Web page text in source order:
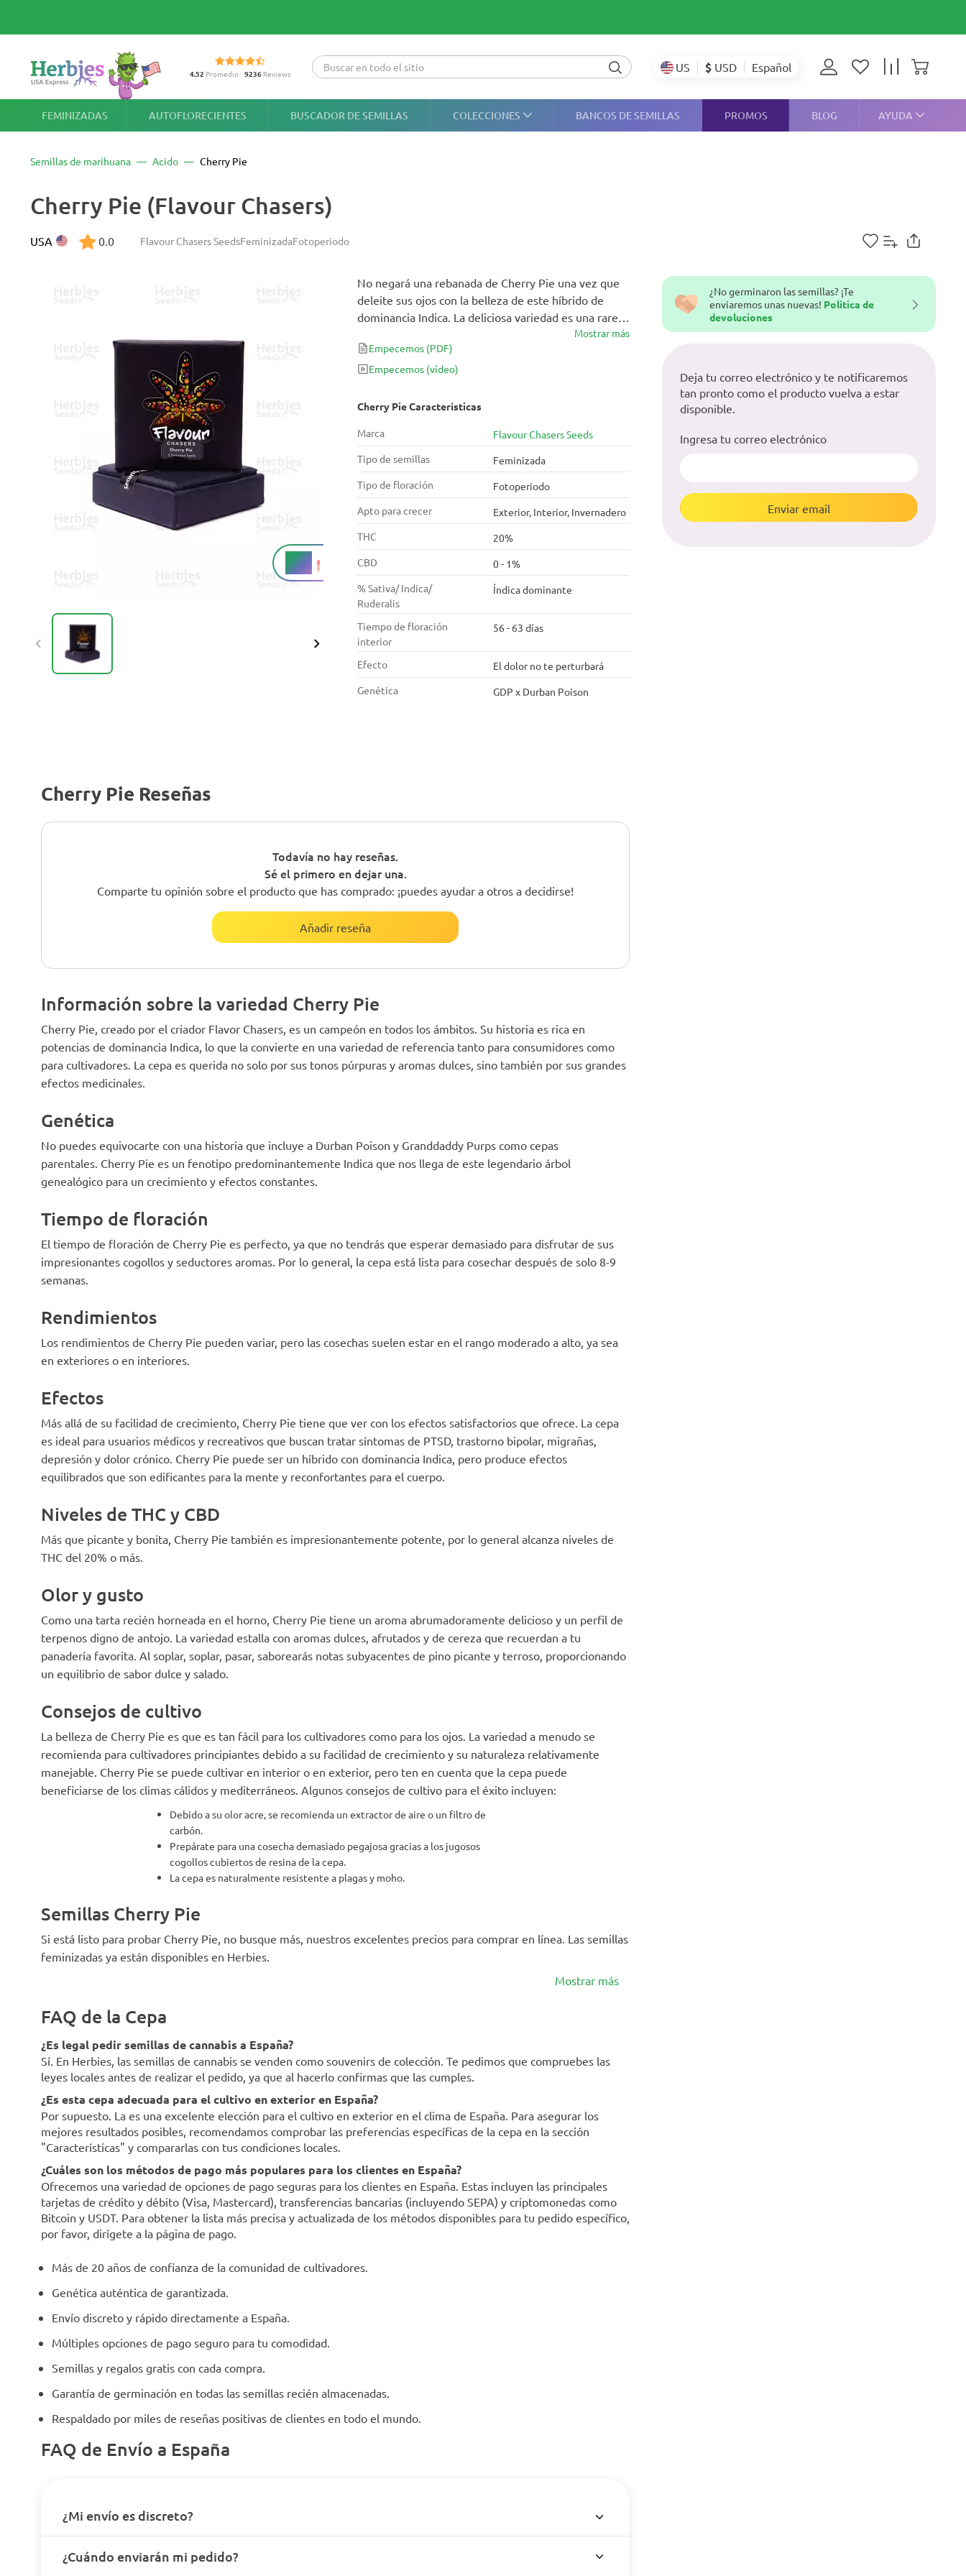
4.52 Promedio 9236 Reviews US $ USD Español
FEMINIZADAS AUTOFLORECIENTES BUSCADOR DE SEMILLAS COLECCIONES BANCOS DE SEMILLAS PROMOS BLOG AYUDA
Semillas de marihuana Acido Cherry Pie
20%
THC
Cherry Pie (Flavour Chasers)
Flavour Chasers SeedsFeminizadaFotoperiodo
USA 0.0
Cherry Pie Características
Marca
Flavour Chasers Seeds
Tipo de semillas
Feminizada
Tipo de floración
Fotoperiodo
Apto para crecer
Exterior, Interior, Invernadero
THC
20%
CBD
0 - 1%
% Sativa/ Indica/
Ruderalis
Índica dominante
Tiempo de floración
interior
56 - 63 días
Efecto
El dolor no te perturbará
Genética
GDP x Durban Poison
Cherry Pie Reseñas
Todavía no hay reseñas.
Sé el primero en dejar una.
Comparte tu opinión sobre el producto que has comprado: ¡puedes ayudar a otros a decidirse!
Añadir reseña
No negará una rebanada de Cherry Pie una vez que
deleite sus ojos con la belleza de este híbrido de
dominancia Indica. La deliciosa variedad es una rareza
que produce cogollos llamativos que son igualmente
estimulantes para todos los sentidos. Cherry Pie
estalla con aromas recién horneados que son
cepa es tan clásica como sugiere su nombre,
crecimiento duradero y placentero.
Mostrar más
Empecemos (PDF)
Empecemos (vídeo)
Información sobre la variedad Cherry Pie
Cherry Pie, creado por el criador Flavor Chasers, es un campeón en todos los ámbitos. Su historia es rica en
potencias de dominancia Indica, lo que la convierte en una variedad de referencia tanto para consumidores como
para cultivadores. La cepa es querida no solo por sus tonos púrpuras y aromas dulces, sino también por sus grandes
efectos medicinales.
Genética
No puedes equivocarte con una historia que incluye a Durban Poison y Granddaddy Purps como cepas
parentales. Cherry Pie es un fenotipo predominantemente Indica que nos llega de este legendario árbol
genealógico para un crecimiento y efectos constantes.
Tiempo de floración
El tiempo de floración de Cherry Pie es perfecto, ya que no tendrás que esperar demasiado para disfrutar de sus
impresionantes cogollos y seductores aromas. Por lo general, la cepa está lista para cosechar después de solo 8-9
semanas.
Rendimientos
Los rendimientos de Cherry Pie pueden variar, pero las cosechas suelen estar en el rango moderado a alto, ya sea
en exteriores o en interiores.
Efectos
Más allá de su facilidad de crecimiento, Cherry Pie tiene que ver con los efectos satisfactorios que ofrece. La cepa
es ideal para usuarios médicos y recreativos que buscan tratar síntomas de PTSD, trastorno bipolar, migrañas,
depresión y dolor crónico. Cherry Pie puede ser un híbrido con dominancia Indica, pero produce efectos
equilibrados que son edificantes para la mente y reconfortantes para el cuerpo.
Niveles de THC y CBD
Más que picante y bonita, Cherry Pie también es impresionantemente potente, por lo general alcanza niveles de
THC del 20% o más.
Olor y gusto
Como una tarta recién horneada en el horno, Cherry Pie tiene un aroma abrumadoramente delicioso y un perfil de
terpenos digno de antojo. La variedad estalla con aromas dulces, afrutados y de cereza que recuerdan a tu
panadería favorita. Al soplar, soplar, pasar, saborearás notas subyacentes de pino picante y terroso, proporcionando
un equilibrio de sabor dulce y salado.
Consejos de cultivo
La belleza de Cherry Pie es que es tan fácil para los cultivadores como para los ojos. La variedad a menudo se
recomienda para cultivadores principiantes debido a su facilidad de crecimiento y su naturaleza relativamente
manejable. Cherry Pie se puede cultivar en interior o en exterior, pero ten en cuenta que la cepa puede
beneficiarse de los climas cálidos y mediterráneos. Algunos consejos de cultivo para el éxito incluyen:
Debido a su olor acre, se recomienda un extractor de aire o un filtro de
carbón.
Prepárate para una cosecha demasiado pegajosa gracias a los jugosos
cogollos cubiertos de resina de la cepa.
La cepa es naturalmente resistente a plagas y moho.
Semillas Cherry Pie
Si está listo para probar Cherry Pie, no busque más, nuestros excelentes precios para comprar en línea. Las semillas
feminizadas ya están disponibles en Herbies.
Mostrar más
FAQ de la Cepa
¿Es legal pedir semillas de cannabis a España?
Sí. En Herbies, las semillas de cannabis se venden como souvenirs de colección. Te pedimos que compruebes las
leyes locales antes de realizar el pedido, ya que al hacerlo confirmas que las cumples.
¿Es esta cepa adecuada para el cultivo en exterior en España?
Por supuesto. La es una excelente elección para el cultivo en exterior en el clima de España. Para asegurar los
mejores resultados posibles, recomendamos comprobar las preferencias específicas de la cepa en la sección
"Características" y compararlas con tus condiciones locales.
¿Cuáles son los métodos de pago más populares para los clientes en España?
Ofrecemos una variedad de opciones de pago seguras para los clientes en España. Estas incluyen las principales
tarjetas de crédito y débito (Visa, Mastercard), transferencias bancarias (incluyendo SEPA) y criptomonedas como
Bitcoin y USDT. Para obtener la lista más precisa y actualizada de los métodos disponibles para tu pedido específico,
por favor, dirígete a la página de pago.
Más de 20 años de confianza de la comunidad de cultivadores.
Genética auténtica de garantizada.
Envío discreto y rápido directamente a España.
Múltiples opciones de pago seguro para tu comodidad.
Semillas y regalos gratis con cada compra.
Garantía de germinación en todas las semillas recién almacenadas.
Respaldado por miles de reseñas positivas de clientes en todo el mundo.
FAQ de Envío a España
¿Mi envío es discreto?
¿Cuándo enviarán mi pedido?
¿No germinaron las semillas? ¡Te
enviaremos unas nuevas! Política de
devoluciones
Deja tu correo electrónico y te notificaremos
tan pronto como el producto vuelva a estar
disponible.
Ingresa tu correo electrónico
Enviar email